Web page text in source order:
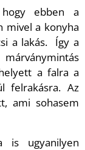
ebben a
mivel a konyha
a lakás. Így a
a falra a
felrakásra. Az
ami sohasem
is ugyanilyen